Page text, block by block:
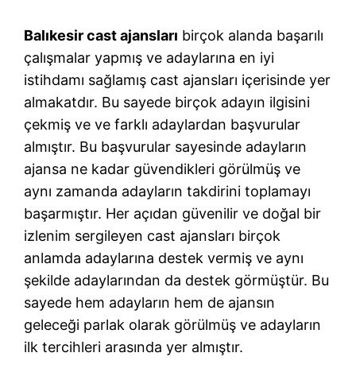
Balıkesir cast ajansları birçok alanda başarılı
çalışmalar yapmış ve adaylarına en iyi
istihdamı sağlamış cast ajansları içerisinde yer
almakatdır. Bu sayede birçok adayın ilgisini
çekmiş ve ve farklı adaylardan başvurular
almıştır. Bu başvurular sayesinde adayların
ajansa ne kadar güvendikleri görülmüş ve
aynı zamanda adayların takdirini toplamayı
başarmıştır. Her açıdan güvenilir ve doğal bir
izlenim sergileyen cast ajansları birçok
anlamda adaylarına destek vermiş ve aynı
şekilde adaylarından da destek görmüştür. Bu
sayede hem adayların hem de ajansın
geleceği parlak olarak görülmüş ve adayların
ilk tercihleri arasında yer almıştır.